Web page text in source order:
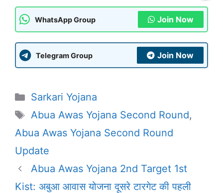
WhatsApp Group Join Now
Telegram Group Join Now
Categories
Sarkari Yojana
Tags
Abua Awas Yojana Second Round,
Abua Awas Yojana Second Round
Update
Abua Awas Yojana 2nd Target 1st
Kist: अबुआ आवास योजना दूसरे टारगेट की पहली